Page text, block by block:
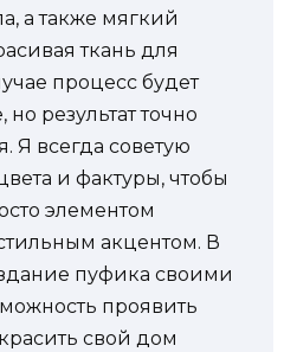
а также мягкий
ткань для
процесс будет
результат точно
Я всегда советую
и фактуры, чтобы
элементом
акцентом. В
пуфика своими
проявить
свой дом